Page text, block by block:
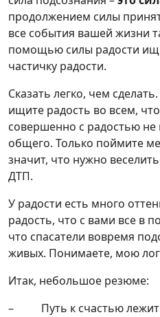
продолжением силы
все события вашей жизни
помощью силы радости
частичку радости.
Сказать легко, чем
ищите радость во всем,
совершенно с радостью
общего. Только поймите
значит, что нужно
ДТП.
У радости есть много
радость, что с вами все в
что спасатели вовремя
живых. Понимаете, мою
Итак, небольшое резюме:
– Путь к счастью лежит